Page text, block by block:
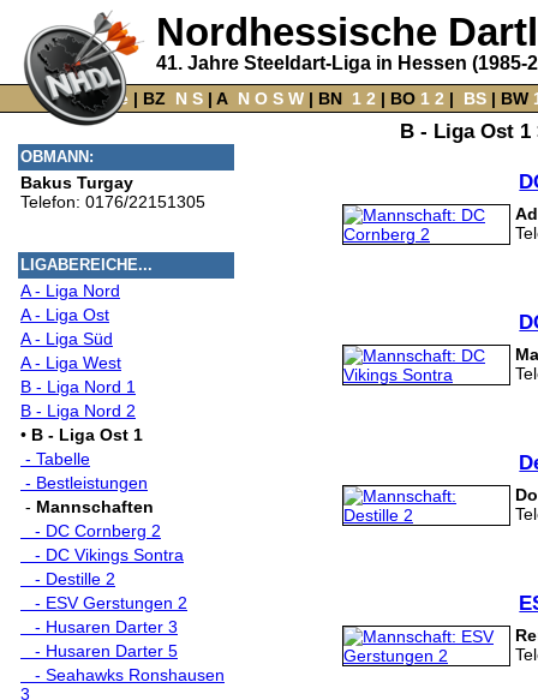
Nordhessische
41. Jahre Steeldart-Liga in Hessen (1985-
Home‌ | BZ N S‌ | A‌ N O S W‌ | BN‌ 1 2 | BO‌ 1 2 | BS| BW‌
B - Liga Ost
OBMANN:
Bakus Turgay
Telefon: 0176/22151305
LIGABEREICHE...
A - Liga Nord
A - Liga Ost
A - Liga Süd
A - Liga West
B - Liga Nord 1
B - Liga Nord 2
• B - Liga Ost 1
- Tabelle
- Bestleistungen
- Mannschaften
- DC Cornberg 2
- DC Vikings Sontra
- Destille 2
- ESV Gerstungen 2
- Husaren Darter 3
- Husaren Darter 5
- Seahawks Ronshausen
3